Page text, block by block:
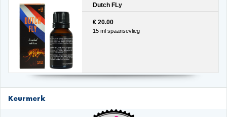
Dutch FLy
€ 20.00
15 ml spaansevlieg
Keurmerk